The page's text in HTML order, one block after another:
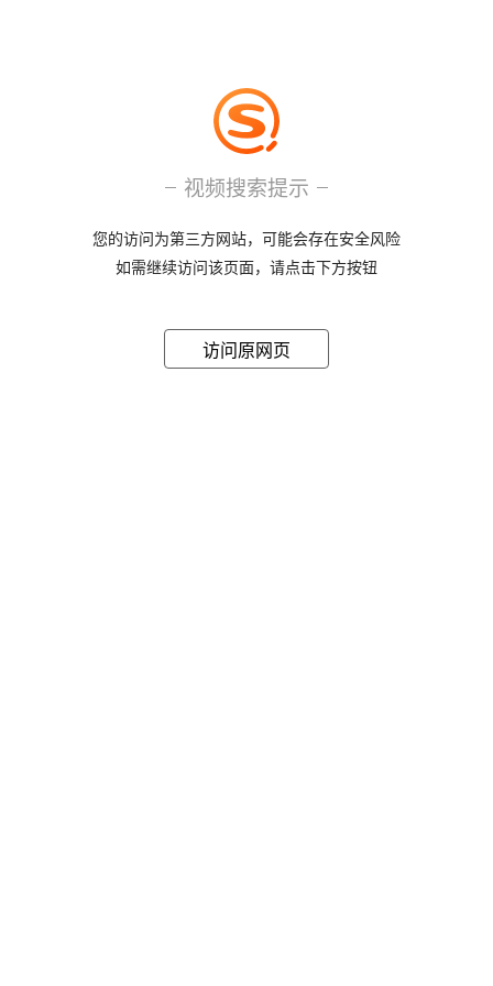
视频搜索提示
您的访问为第三方网站，可能会存在安全风险
如需继续访问该页面，请点击下方按钮
访问原网页